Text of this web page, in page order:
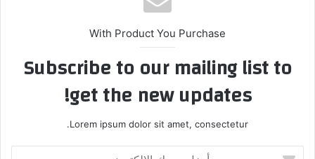
With Product You Purchase
Subscribe to our mailing list to
get the new updates!
Lorem ipsum dolor sit amet, consectetur.